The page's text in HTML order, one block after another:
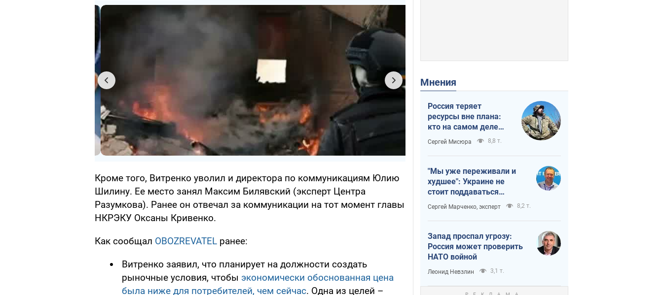
Кроме того, Витренко уволил и директора по коммуникациям Юлию
Шилину. Ее место занял Максим Билявский (эксперт Центра
Разумкова). Ранее он отвечал за коммуникации на тот момент главы
НКРЭКУ Оксаны Кривенко.
Как сообщал OBOZREVATEL ранее:
Витренко заявил, что планирует на должности создать
рыночные условия, чтобы экономически обоснованная цена
была ниже для потребителей, чем сейчас. Одна из целей –
Мнения
Россия теряет
ресурсы вне плана:
кто на самом деле
диктует темп войны
Сергей Мисюра 8,8 т.
"Мы уже переживали и
худшее": Украине не
стоит поддаваться
отчаянию из-за
ракетного террора
Сергей Марченко, эксперт 8,2 т.
Запад проспал угрозу:
Россия может проверить
НАТО войной
Леонид Невзлин 3,1 т.